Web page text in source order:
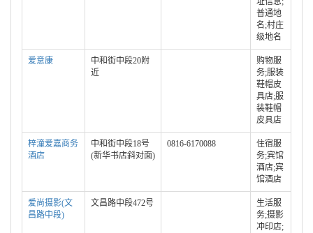
普通地
名;村庄
级地名
爱意康
中和街中段20附
近
购物服
务;服装
鞋帽皮
具店;服
装鞋帽
皮具店
梓潼爱嘉商务
酒店
中和街中段18号
(新华书店斜对面)
0816-6170088
住宿服
务;宾馆
酒店;宾
馆酒店
爱尚摄影(文
昌路中段)
文昌路中段472号
生活服
务;摄影
冲印店;